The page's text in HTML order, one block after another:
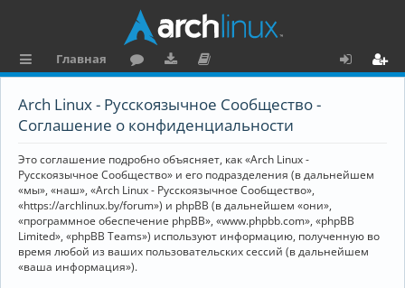
ы
к
и
Главная
ру
ру
и
ку
е
н
та
ц
Arch Linux - Русскоязычное Сообщество -
Соглашение о конфиденциальности
Это соглашение подробно объясняет, как «Arch Linux -
Русскоязычное Сообщество» и его подразделения (в дальнейшем
«мы», «наш», «Arch Linux - Русскоязычное Сообщество»,
«https://archlinux.by/forum») и phpBB (в дальнейшем «они»,
«программное обеспечение phpBB», «www.phpbb.com», «phpBB
Limited», «phpBB Teams») используют информацию, полученную во
время любой из ваших пользовательских сессий (в дальнейшем
«ваша информация»).